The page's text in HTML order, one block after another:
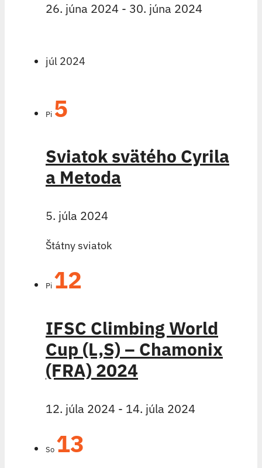
26. júna 2024 - 30. júna 2024
júl 2024
Pi 5
Sviatok svätého Cyrila
a Metoda
5. júla 2024
Štátny sviatok
Pi 12
IFSC Climbing World
Cup (L,S) – Chamonix
(FRA) 2024
12. júla 2024 - 14. júla 2024
So 13